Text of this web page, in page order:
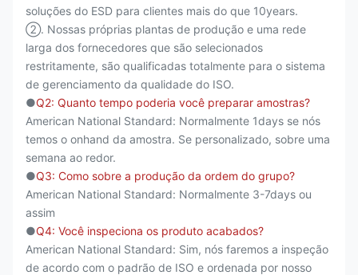
soluções do ESD para clientes mais do que 10years.
②. Nossas próprias plantas de produção e uma rede
larga dos fornecedores que são selecionados
restritamente, são qualificadas totalmente para o sistema
de gerenciamento da qualidade do ISO.
●Q2: Quanto tempo poderia você preparar amostras?
American National Standard: Normalmente 1days se nós
temos o onhand da amostra. Se personalizado, sobre uma
semana ao redor.
●Q3: Como sobre a produção da ordem do grupo?
American National Standard: Normalmente 3-7days ou
assim
●Q4: Você inspeciona os produto acabados?
American National Standard: Sim, nós faremos a inspeção
de acordo com o padrão de ISO e ordenada por nosso